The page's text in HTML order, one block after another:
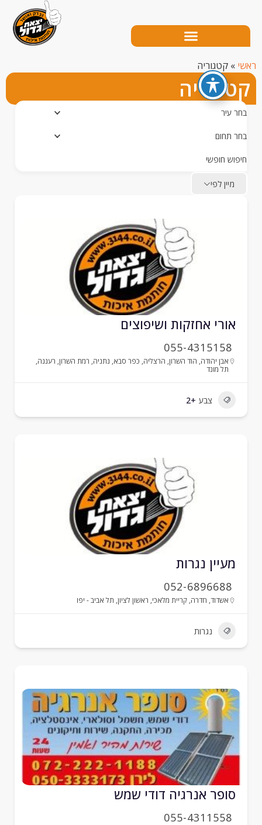
קטגוריה
חופשי
אחזקות ושיפוצים
055-4315158
אבן יהודה,הוד השרון ,הרצליה,כפר סבא ,נתניה,רמת השרון,רעננה,
צבע +2
נגרות
052-6896688
חדרה,קריית מלאכי,ראשון לציון,תל אביב - יפו
נגרות
אנרגיה דודי שמש
055-4311558